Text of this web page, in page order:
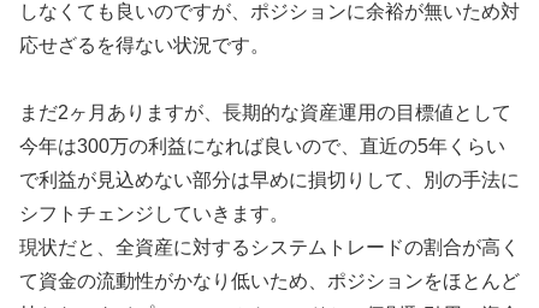
しなくても良いのですが、ポジションに余裕が無いため対
応せざるを得ない状況です。
まだ2ヶ月ありますが、長期的な資産運用の目標値として
今年は300万の利益になれば良いので、直近の5年くらい
で利益が見込めない部分は早めに損切りして、別の手法に
シフトチェンジしていきます。
現状だと、全資産に対するシステムトレードの割合が高く
て資金の流動性がかなり低いため、ポジションをほとんど